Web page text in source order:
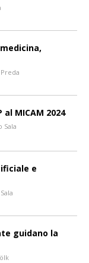
al MICAM 2024
Sala
e
guidano la